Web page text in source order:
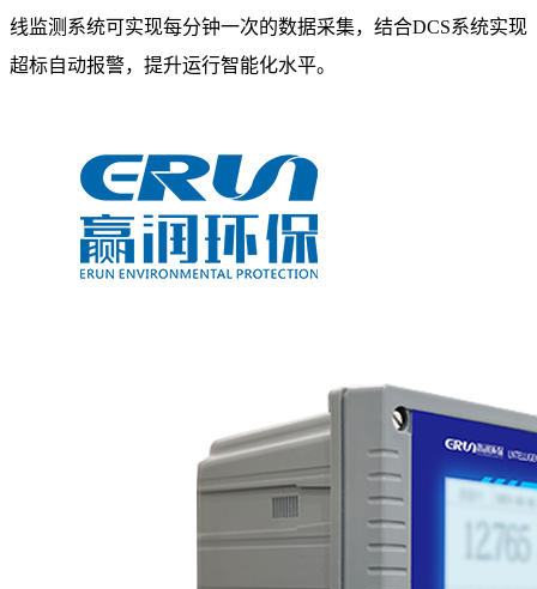
线监测系统可实现每分钟一次的数据采集，结合DCS系统实现
超标自动报警，提升运行智能化水平。